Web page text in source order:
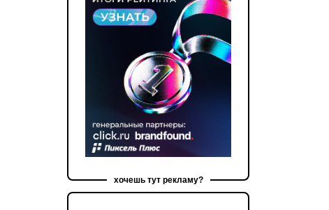
хочешь тут рекламу?